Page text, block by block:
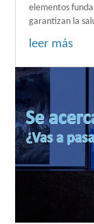
elementos
garantizan la
leer más